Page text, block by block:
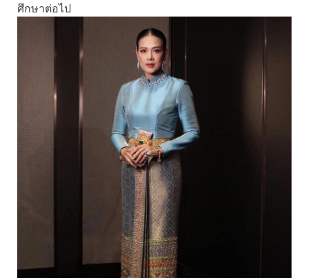
ศึกษาต่อไป